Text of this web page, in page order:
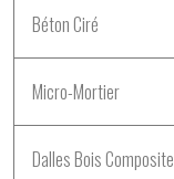
Béton Ciré
Micro-Mortier
Dalles Bois Composite